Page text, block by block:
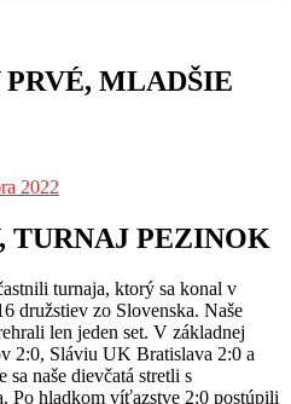
MLADŠIE
2022
TURNAJ PEZINOK
turnaja, ktorý sa konal v
družstiev zo Slovenska. Naše
len jeden set. V základnej
2:0, Sláviu UK Bratislava 2:0 a
naše dievčatá stretli s
Po hladkom víťazstve 2:0 postúpili